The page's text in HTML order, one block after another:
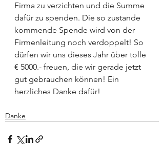
Firma zu verzichten und die Summe
dafür zu spenden. Die so zustande
kommende Spende wird von der
Firmenleitung noch verdoppelt! So
dürfen wir uns dieses Jahr über tolle
€ 5000.- freuen, die wir gerade jetzt
gut gebrauchen können! Ein
herzliches Danke dafür!
Danke